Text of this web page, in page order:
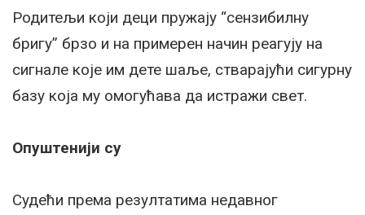
Родитељи који деци пружају “сензибилну
бригу” брзо и на примерен начин реагују на
сигнале које им дете шаље, стварајући сигурну
базу која му омогућава да истражи свет.
Опуштенији су
Судећи према резултатима недавног